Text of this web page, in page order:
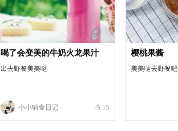
喝了会变美的牛奶火龙果汁
出去野餐美美哒
小小辅食日记 15
樱桃果酱
美美哒去野餐吧